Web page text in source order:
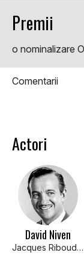
Premii
o nominalizare
Comentarii
Actori
David Niven
Jacques Riboudeaux